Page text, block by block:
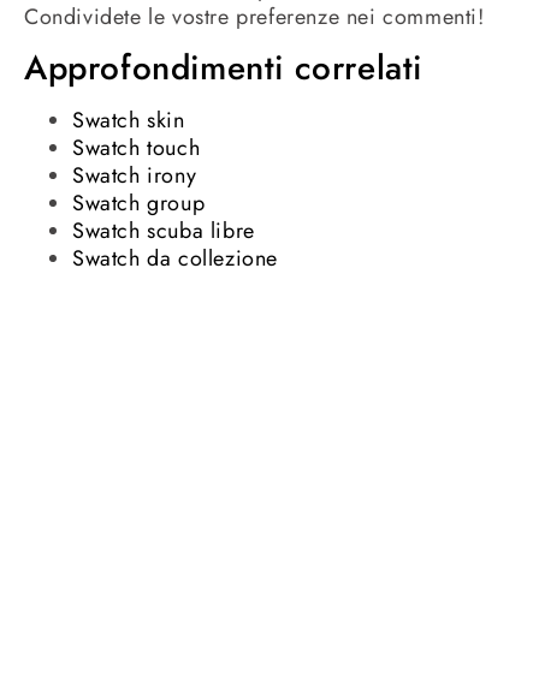
Condividete le vostre preferenze nei commenti!
Approfondimenti correlati
Swatch skin
Swatch touch
Swatch irony
Swatch group
Swatch scuba libre
Swatch da collezione